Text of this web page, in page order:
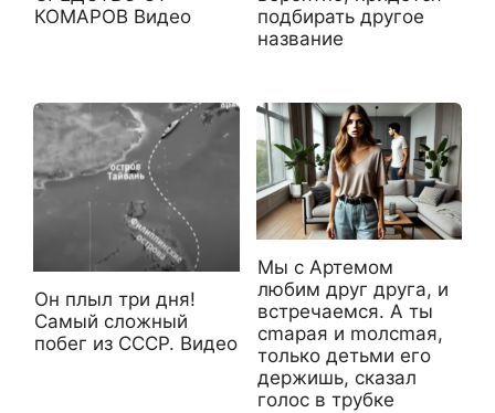
КОМАРОВ Видео
подбирать другое
название
Он плыл три дня!
Самый сложный
побег из СССР. Видео
Мы с Артемом
любим друг друга, и
встречаемся. А ты
сmарая и mолсmая,
только детьми его
держишь, сказал
голос в трубке